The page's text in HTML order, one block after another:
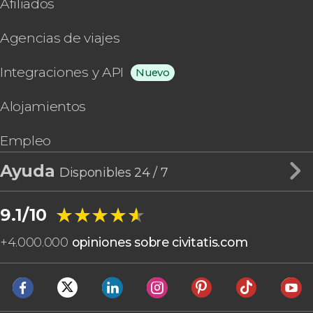
Afiliados
Agencias de viajes
Integraciones y API Nuevo
Alojamientos
Empleo
Ayuda Disponibles 24 / 7
9.1/10 ★★★★★
★★★★★
+4.000.000 opiniones sobre civitatis.com